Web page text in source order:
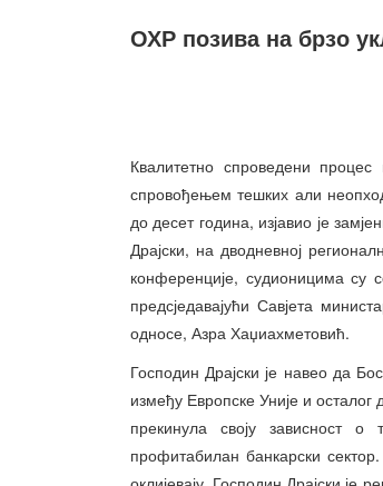
ОХР позива на брзо
Квалитетно спроведени
спровођењем тешких али
до десет година, изјавио је
Драјски, на дводневној
конференције, судионицима су
предсједавајући Савјета
односе, Азра Хаџиахметовић.
Господин Драјски је навео да
између Европске Уније и осталог
прекинула своју зависност
профитабилан банкарски